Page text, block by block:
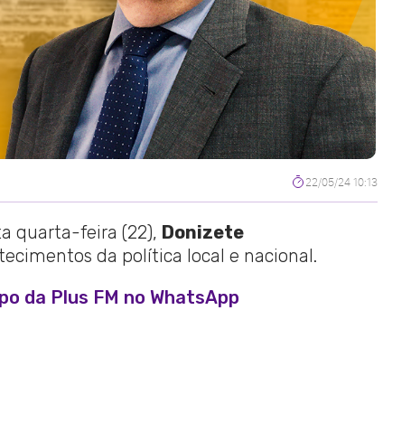
22/05/24 10:13
quarta-feira (22), Donizete
da política local e nacional.
da Plus FM no WhatsApp